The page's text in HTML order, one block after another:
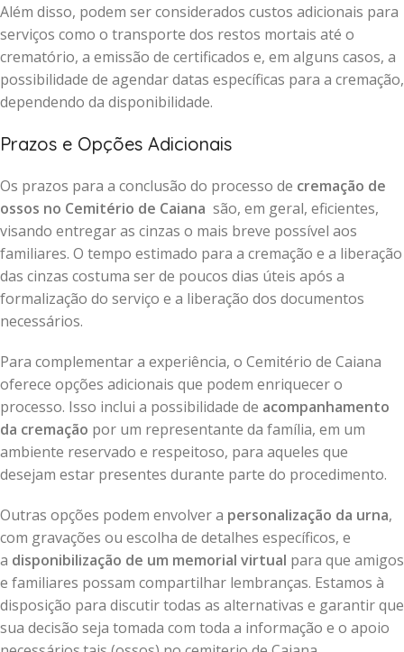
Além disso, podem ser considerados custos adicionais para
serviços como o transporte dos restos mortais até o
crematório, a emissão de certificados e, em alguns casos, a
possibilidade de agendar datas específicas para a cremação,
dependendo da disponibilidade.
Prazos e Opções Adicionais
Os prazos para a conclusão do processo de cremação de
ossos no Cemitério de Caiana são, em geral, eficientes,
visando entregar as cinzas o mais breve possível aos
familiares. O tempo estimado para a cremação e a liberação
das cinzas costuma ser de poucos dias úteis após a
formalização do serviço e a liberação dos documentos
necessários.
Para complementar a experiência, o Cemitério de Caiana
oferece opções adicionais que podem enriquecer o
processo. Isso inclui a possibilidade de acompanhamento
da cremação por um representante da família, em um
ambiente reservado e respeitoso, para aqueles que
desejam estar presentes durante parte do procedimento.
Outras opções podem envolver a personalização da urna,
com gravações ou escolha de detalhes específicos, e
a disponibilização de um memorial virtual para que amigos
e familiares possam compartilhar lembranças. Estamos à
disposição para discutir todas as alternativas e garantir que
sua decisão seja tomada com toda a informação e o apoio